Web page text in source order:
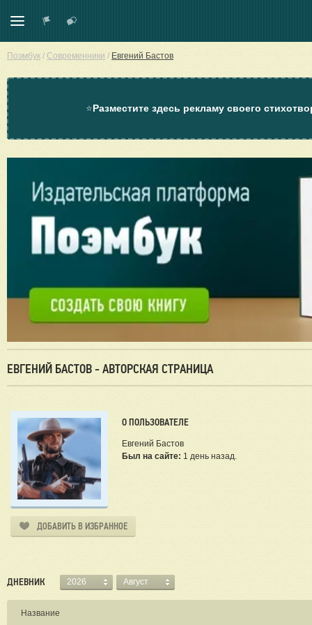
Поэмбук / Современники / Евгений Бастов
⭐Разместите здесь рекламу своего
ЕВГЕНИЙ БАСТОВ - АВТОРСКАЯ СТРАНИЦА
О ПОЛЬЗОВАТЕЛЕ
Евгений Бастов
Был на сайте: 1 день назад.
ДОБАВИТЬ В ИЗБРАННОЕ
ДНЕВНИК 2026 Август
Название